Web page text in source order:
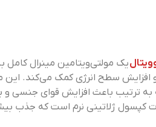
یک مولتی‌ویتامین مینرال کامل
سطح انرژی کمک می‌کند. این
ترتیب باعث افزایش قوای جنسی و
ژلاتینی نرم است که جذب